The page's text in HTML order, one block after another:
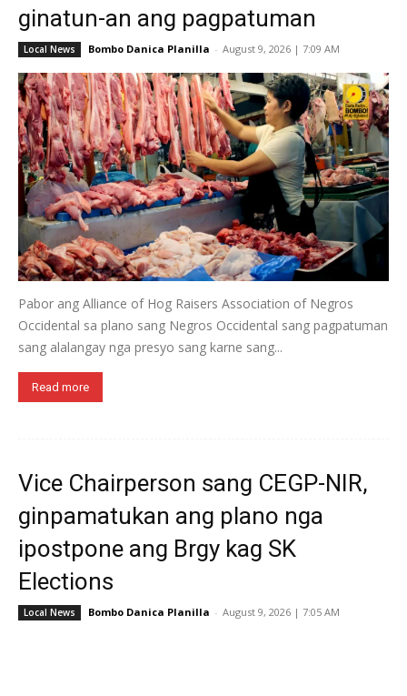
ginatun-an ang pagpatuman
Local News Bombo Danica Planilla - August 9, 2026 | 7:09 AM
Pabor ang Alliance of Hog Raisers Association of Negros
Occidental sa plano sang Negros Occidental sang pagpatuman
sang alalangay nga presyo sang karne sang...
Read more
Vice Chairperson sang CEGP-NIR,
ginpamatukan ang plano nga
ipostpone ang Brgy kag SK
Elections
Local News Bombo Danica Planilla - August 9, 2026 | 7:05 AM